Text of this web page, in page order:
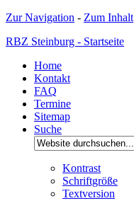
Zur Navigation - Zum Inhalt
RBZ Steinburg - Startseite
Home
Kontakt
FAQ
Termine
Sitemap
Suche
Kontrast
Schriftgröße
Textversion